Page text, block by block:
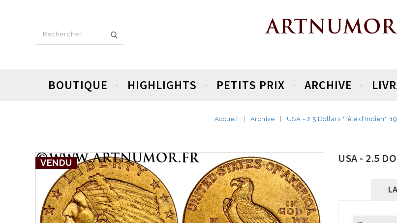
BOUTIQUE HIGHLIGHTS PETITS PRIX ARCHIVE
Accueil Archive USA - 2.5 Dollars "Tête d'Indien",
VENDU USA - 2.5